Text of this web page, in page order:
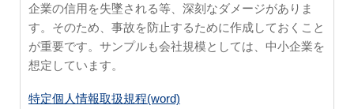
企業の信用を失墜される等、深刻なダメージがありま
す。そのため、事故を防止するために作成しておくこと
が重要です。サンプルも会社規模としては、中小企業を
想定しています。
特定個人情報取扱規程(word)